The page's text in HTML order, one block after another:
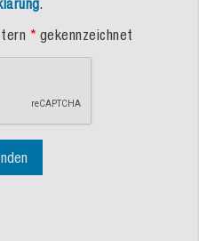
* gekennzeichnet